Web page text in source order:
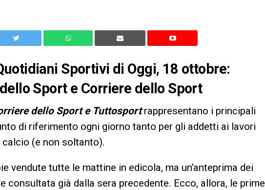
Sportivi di Oggi, 18 ottobre:
Sport e Corriere dello Sport
dello Sport e Tuttosportrappresentano i principali
di riferimento ogni giorno tanto per gli addetti ai lavori
(e non soltanto).
vendute tutte le mattine in edicola, ma un’anteprima dei
consultata già dalla sera precedente. Ecco, allora, le prime